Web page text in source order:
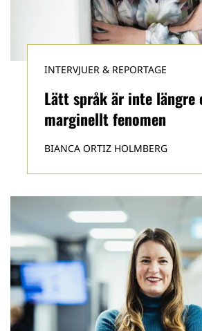
Lätt språk är inte längre
marginellt fenomen
INTERVJUER & REPORTAGE
BIANCA ORTIZ HOLMBERG